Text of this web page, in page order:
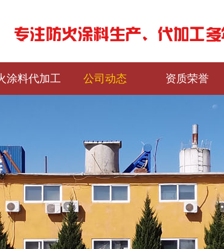
涂料代加工 公司动态 资质荣誉